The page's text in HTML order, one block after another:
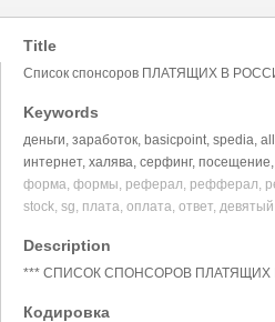
Title
Список спонсоров ПЛАТЯЩИХ В
Keywords
деньги, заработок, basicpoint, spedia,
интернет, халява, серфинг,
форма, формы, реферал, рефферал,
stock, sg, плата, оплата, ответ,
Description
*** СПИСОК СПОНСОРОВ ПЛАТЯЩИХ
Кодировка